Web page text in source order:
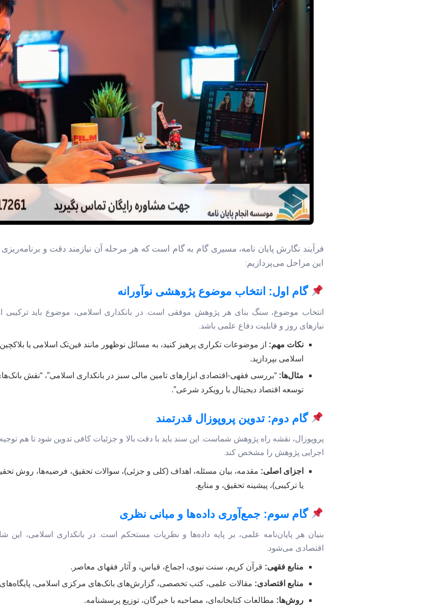
فرآیند نگارش پایان نامه، مسیری گام به گام است که هر مرحله آن نیازمند دقت و
این مراحل می‌پردازیم:
گام اول: انتخاب موضوع پژوهشی نوآورانه
انتخاب موضوع، سنگ بنای هر پژوهش موفقی است. در بانکداری اسلامی، موضوع باید ترکیبی از
نیازهای روز و قابلیت دفاع علمی باشد.
نکات مهم: از موضوعات تکراری پرهیز کنید، به مسائل نوظهور مانند فین‌تک اسلامی یا
اسلامی بپردازید.
مثال‌ها: “بررسی فقهی-اقتصادی ابزارهای تامین مالی سبز در بانکداری اسلامی”، “نقش
توسعه اقتصاد دیجیتال با رویکرد شرعی”.
گام دوم: تدوین پروپوزال قدرتمند
پروپوزال، نقشه راه پژوهش شماست. این سند باید با دقت بالا و جزئیات کافی تدوین شود تا هم
اجرایی پژوهش را مشخص کند.
اجزای اصلی: مقدمه، بیان مسئله، اهداف (کلی و جزئی)، سوالات تحقیق، فرضیه‌ها، روش
یا ترکیبی)، پیشینه تحقیق، و منابع.
گام سوم: جمع‌آوری داده‌ها و مبانی نظری
بنیان هر پایان‌نامه علمی، بر پایه داده‌ها و نظریات مستحکم است. در بانکداری اسلامی، این
اقتصادی می‌شود.
منابع فقهی: قرآن کریم، سنت نبوی، اجماع، قیاس، و آثار فقهای معاصر.
منابع اقتصادی: مقالات علمی، کتب تخصصی، گزارش‌های بانک‌های مرکزی اسلامی، پایگاه‌های
روش‌ها: مطالعات کتابخانه‌ای، مصاحبه با خبرگان، توزیع پرسشنامه.